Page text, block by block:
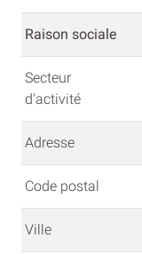
Raison sociale
Secteur
d'activité
Adresse
Code postal
Ville